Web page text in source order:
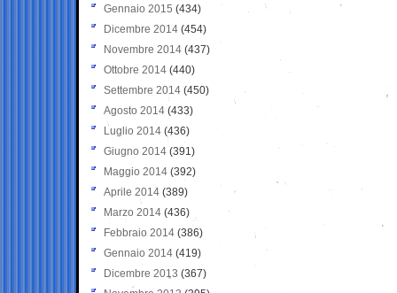
Gennaio 2015 (434)
Dicembre 2014 (454)
Novembre 2014 (437)
Ottobre 2014 (440)
Settembre 2014 (450)
Agosto 2014 (433)
Luglio 2014 (436)
Giugno 2014 (391)
Maggio 2014 (392)
Aprile 2014 (389)
Marzo 2014 (436)
Febbraio 2014 (386)
Gennaio 2014 (419)
Dicembre 2013 (367)